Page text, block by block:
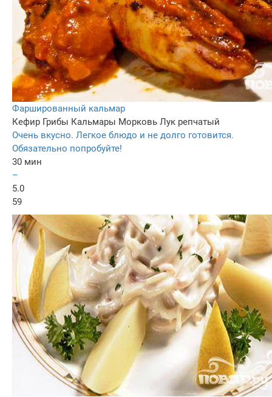
Фаршированный кальмар
Кефир Грибы Кальмары Морковь Лук репчатый
Очень вкусно. Легкое блюдо и не долго готовится.
Обязательно попробуйте!
30 мин
–
5.0
59